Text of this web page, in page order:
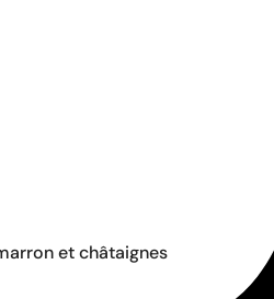
et châtaignes